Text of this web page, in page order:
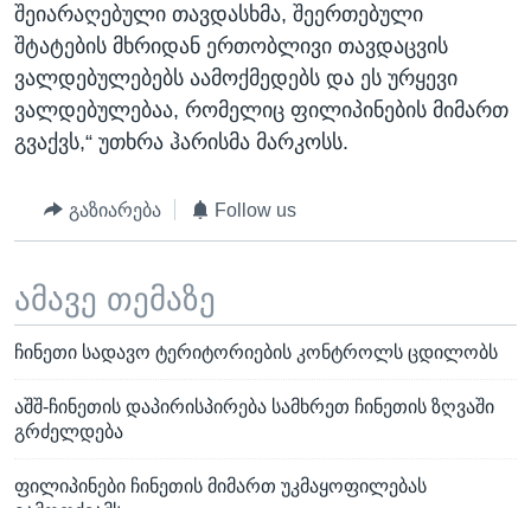
შეიარაღებული თავდასხმა, შეერთებული
შტატების მხრიდან ერთობლივი თავდაცვის
ვალდებულებებს აამოქმედებს და ეს ურყევი
ვალდებულებაა, რომელიც ფილიპინების მიმართ
გვაქვს,“ უთხრა ჰარისმა მარკოსს.
გაზიარება Follow us
ამავე თემაზე
ჩინეთი სადავო ტერიტორიების კონტროლს ცდილობს
აშშ-ჩინეთის დაპირისპირება სამხრეთ ჩინეთის ზღვაში
გრძელდება
ფილიპინები ჩინეთის მიმართ უკმაყოფილებას